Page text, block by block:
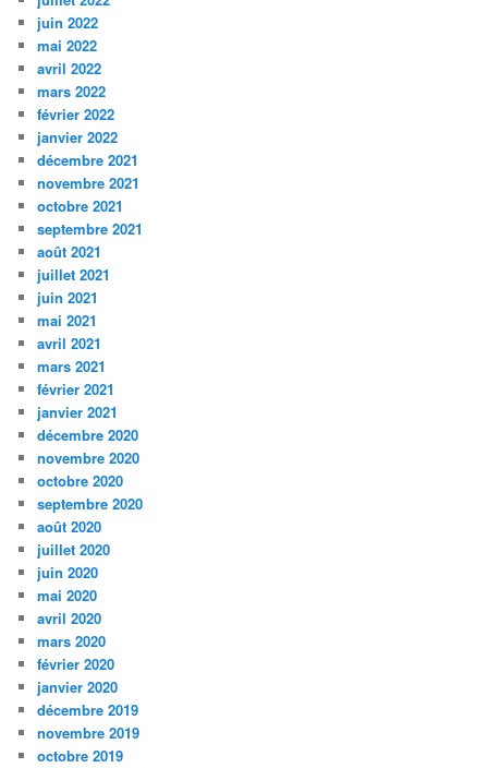
juin 2022
mai 2022
avril 2022
mars 2022
février 2022
janvier 2022
décembre 2021
novembre 2021
octobre 2021
septembre 2021
août 2021
juillet 2021
juin 2021
mai 2021
avril 2021
mars 2021
février 2021
janvier 2021
décembre 2020
novembre 2020
octobre 2020
septembre 2020
août 2020
juillet 2020
juin 2020
mai 2020
avril 2020
mars 2020
février 2020
janvier 2020
décembre 2019
novembre 2019
octobre 2019